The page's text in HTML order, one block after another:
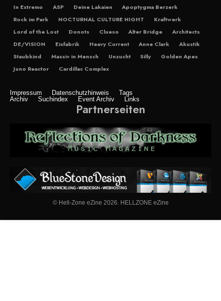
In Extremo
ASP Deine Lakaien
Apoptygma Berzerk
Rock im Park
NOCTURNAL CULTURE NIGHT
Kraftwerk
Lord of the Lost
Donots Clueso Alter Bridge
Architects
DE/VISION
Eisfabrik Heavy Current Anne Clark
Akustik
Staubkind
Massiv in Mensch Unzucht Silly
Golden Apes
Juno Reactor
Cardillac Complex
Impressum Datenschutzhinweis
Tags
Archiv
Suchindex Event Archiv Links
Partnerseiten
© Hell-Zone eZine 2026. HELLZONE eZine